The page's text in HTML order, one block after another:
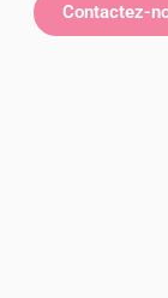
Contactez-